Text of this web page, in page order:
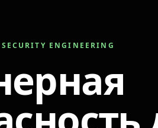
ENGINEERING